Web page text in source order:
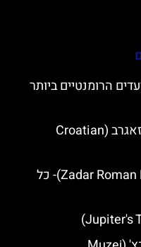
הרומנטיים ביותר
מוזיאון ההיסטוריה של הטבע בזאגרב (Croatian
הפורום הרומי בזאדאר (Zadar Roman Forum)- כל